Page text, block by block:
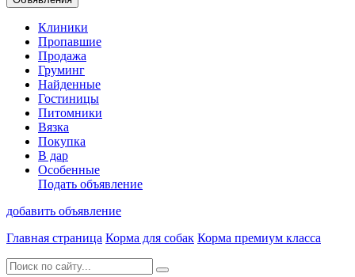
Клиники
Пропавшие
Продажа
Груминг
Найденные
Гостиницы
Питомники
Вязка
Покупка
В дар
Особенные
Подать объявление
добавить объявление
Главная страница Корма для собак Корма премиум класса